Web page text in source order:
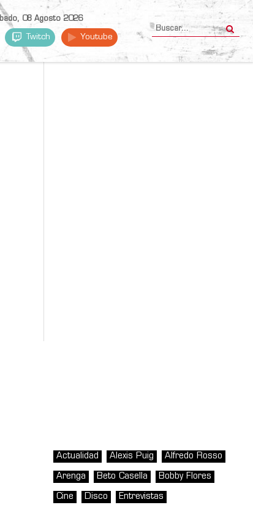
08 Agosto 2026
Twitch Youtube
Actualidad Alexis Puig Alfredo Rosso
Arenga Beto Casella Bobby Flores
Cine Disco Entrevistas